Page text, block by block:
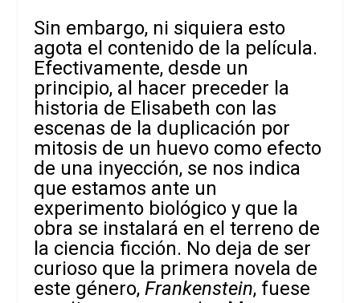
Sin embargo, ni siquiera esto
agota el contenido de la película.
Efectivamente, desde un
principio, al hacer preceder la
historia de Elisabeth con las
escenas de la duplicación por
mitosis de un huevo como efecto
de una inyección, se nos indica
que estamos ante un
experimento biológico y que la
obra se instalará en el terreno de
la ciencia ficción. No deja de ser
curioso que la primera novela de
este género,Frankenstein, fuese